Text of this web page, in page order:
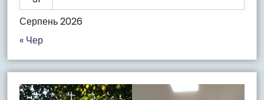
Серпень 2026
« Чер